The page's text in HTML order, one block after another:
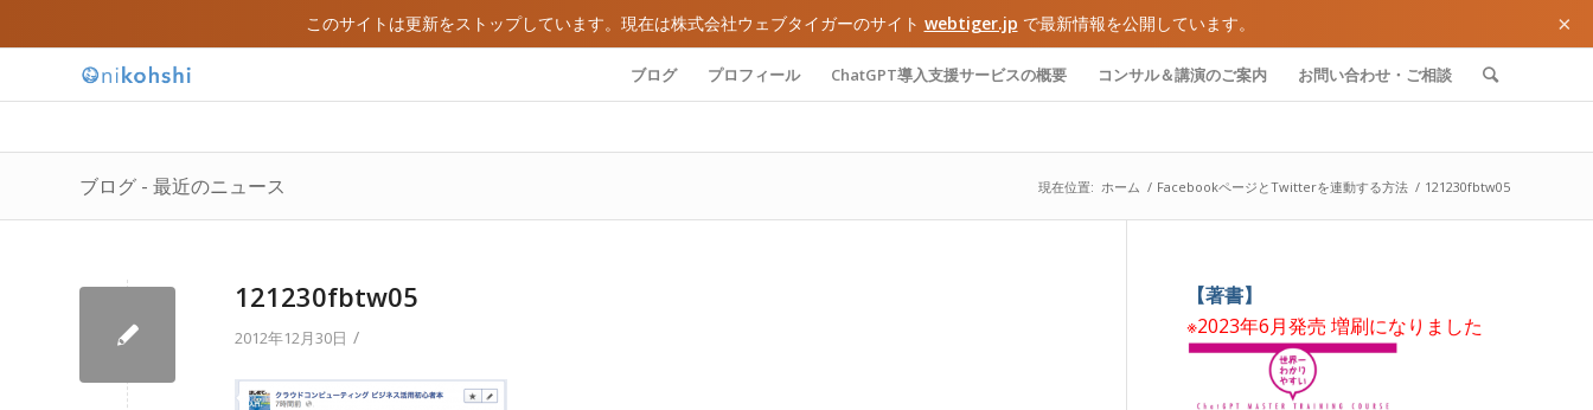
このサイトは更新をストップしています。現在は株式会社ウェブタイガーのサイト webtiger.jp で最新情報を公開しています。 ×
ブログ プロフィール ChatGPT導入支援サービスの概要 コンサル＆講演のご案内 お問い合わせ・ご相談
ブログ - 最近のニュース 現在位置: ホーム / FacebookページとTwitterを連動する方法 / 121230fbtw05
121230fbtw05
2012年12月30日 /
【著書】
※2023年6月発売 増刷になりました